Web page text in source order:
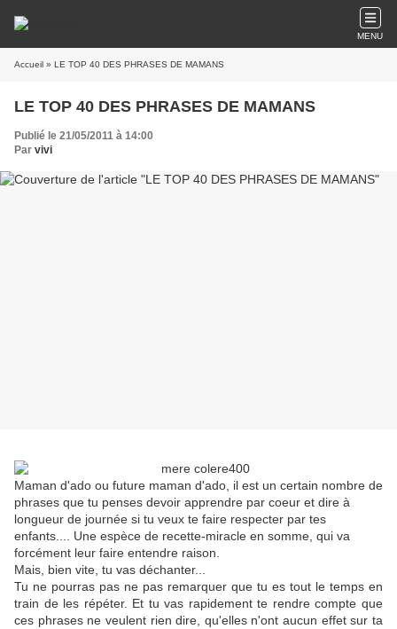
MENU
Accueil » LE TOP 40 DES PHRASES DE MAMANS
LE TOP 40 DES PHRASES DE MAMANS
Publié le 21/05/2011 à 14:00
Par vivi
Maman d'ado ou future maman d'ado, il est un certain nombre de
phrases que tu penses devoir apprendre par coeur et dire à
longueur de journée si tu veux te faire respecter par tes
enfants.... Une espèce de recette-miracle en somme, qui va
forcément leur faire entendre raison.
Mais, bien vite, tu vas déchanter...
Tu ne pourras pas ne pas remarquer que tu es tout le temps en
train de les répéter. Et tu vas rapidement te rendre compte que
ces phrases ne veulent rien dire, qu'elles n'ont aucun effet sur ta